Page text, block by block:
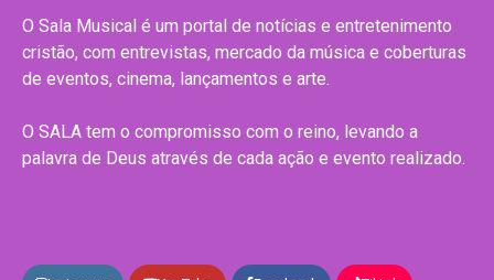
O Sala Musical é um portal de notícias e entretenimento
cristão, com entrevistas, mercado da música e coberturas
de eventos, cinema, lançamentos e arte.
O SALA tem o compromisso com o reino, levando a
palavra de Deus através de cada ação e evento realizado.